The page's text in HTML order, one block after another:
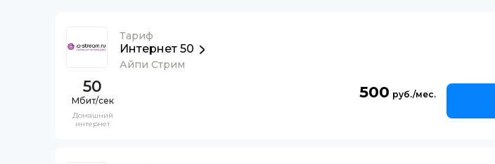
Тариф
Интернет 50
Айпи Стрим
50
Домашний
интернет
500